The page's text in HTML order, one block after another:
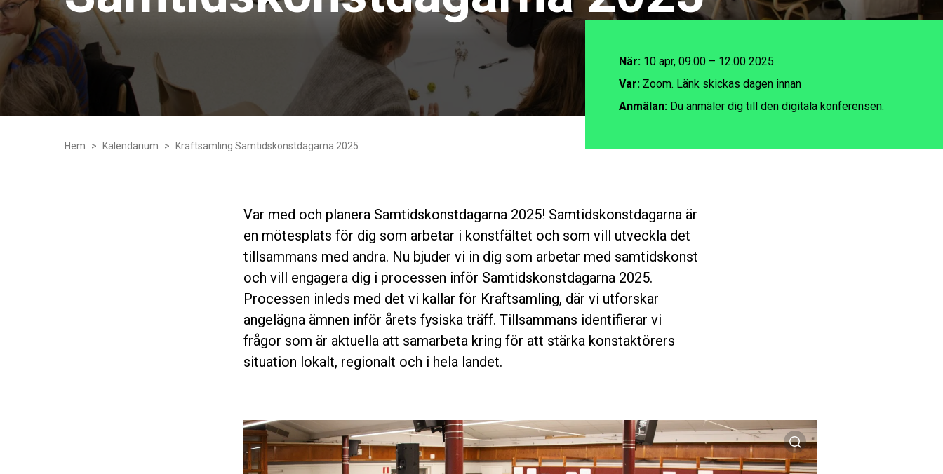
När: 10 apr, 09.00 – 12.00 2025
Var: Zoom. Länk skickas dagen innan
Anmälan: Du anmäler dig till den digitala konferensen.
Hem Kalendarium Kraftsamling Samtidskonstdagarna 2025
Var med och planera Samtidskonstdagarna 2025! Samtidskonstdagarna är
en mötesplats för dig som arbetar i konstfältet och som vill utveckla det
tillsammans med andra. Nu bjuder vi in dig som arbetar med samtidskonst
och vill engagera dig i processen inför Samtidskonstdagarna 2025.
Processen inleds med det vi kallar för Kraftsamling, där vi utforskar
angelägna ämnen inför årets fysiska träff. Tillsammans identifierar vi
frågor som är aktuella att samarbeta kring för att stärka konstaktörers
situation lokalt, regionalt och i hela landet.